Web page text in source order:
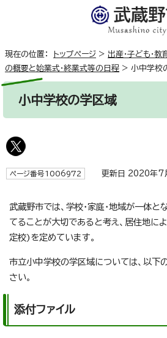
現在の位置： トップページ > 出産・子ども・教
の概要と始業式・終業式等の日程 > 小中学校
小中学校の学区域
ページ番号1006972 更新日 2020年7
武蔵野市では、学校・家庭・地域が一体
てることが大切であると考え、居住地に
定校)を定めています。
市立小中学校の学区域については、以下
さい。
添付ファイル